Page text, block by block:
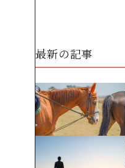
最新の記事